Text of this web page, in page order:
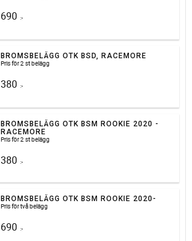
690 :-
BROMSBELÄGG OTK BSD, RACEMORE
Pris för 2 st belägg
380 :-
BROMSBELÄGG OTK BSM ROOKIE 2020 -
RACEMORE
Pris för 2 st belägg
380 :-
BROMSBELÄGG OTK BSM ROOKIE 2020-
Pris för två belägg
690 :-